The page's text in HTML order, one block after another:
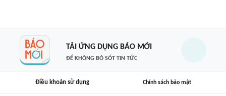
TẢI ỨNG DỤNG BÁO MỚI
ĐỂ KHÔNG BỎ SÓT TIN TỨC
Điều khoản sử dụng Chính sách bảo mật